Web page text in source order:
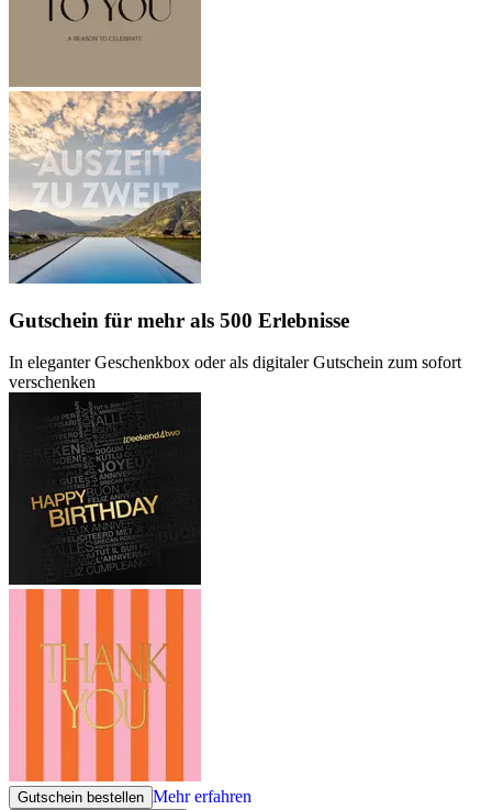
Gutschein für mehr als 500 Erlebnisse
In eleganter Geschenkbox oder als digitaler Gutschein zum sofort
verschenken
Gutschein bestellen Mehr erfahren